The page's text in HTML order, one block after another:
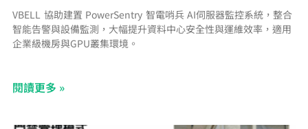
VBELL 協助建置 PowerSentry 智電哨兵 AI伺服器監控系統，整合
智能告警與設備監測，大幅提升資料中心安全性與運維效率，適用
企業級機房與GPU叢集環境。
閱讀更多 »